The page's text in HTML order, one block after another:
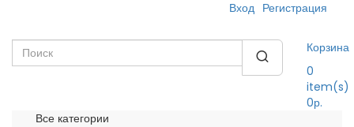
Вход Регистрация
Корзина
0
item(s)
0р.
Все категории